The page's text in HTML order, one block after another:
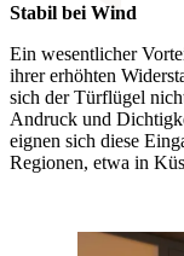
Stabil bei Wind
Ein wesentlicher
ihrer erhöhten
sich der Türflügel
Andruck und
eignen sich diese
Regionen, etwa in